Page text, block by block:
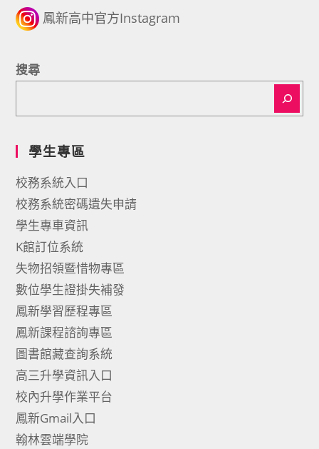
鳳新高中官方Instagram
搜尋
學生專區
校務系統入口
校務系統密碼遺失申請
學生專車資訊
K館訂位系統
失物招領暨惜物專區
數位學生證掛失補發
鳳新學習歷程專區
鳳新課程諮詢專區
圖書館藏查詢系統
高三升學資訊入口
校內升學作業平台
鳳新Gmail入口
翰林雲端學院